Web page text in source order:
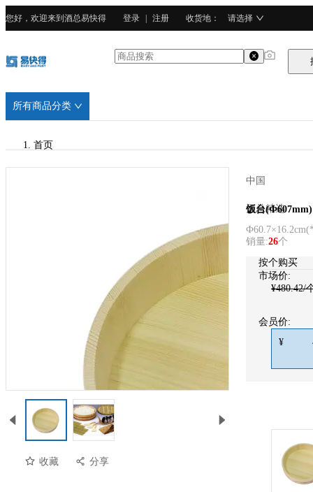
您好，欢迎来到酒总易快得 登录 注册 收货地 ： 请选择
所有商品分类
首页
收藏 分享
中国
酒总精选
饭台(Ф607mm)
Ф60.7×16.2cm(
销量:26个
按个购买
市场价:
¥480.42/
会员价:
¥